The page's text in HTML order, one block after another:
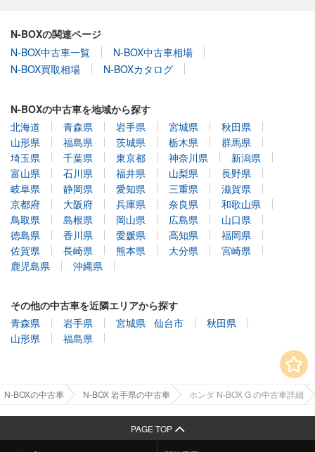
N-BOX中古車一覧
N-BOX買取相場
N-BOXカタログ
北海道
青森県 岩手県
山形県
福島県 茨城県 栃木県
群馬県
埼玉県
千葉県 東京都 神奈川県
新潟県
富山県
石川県 福井県 山梨県
長野県
岐阜県
静岡県 愛知県 三重県
滋賀県
京都府
大阪府 兵庫県 奈良県
和歌山県
鳥取県
島根県 岡山県 広島県
山口県
徳島県
香川県 愛媛県 高知県
福岡県
佐賀県
長崎県 熊本県 大分県
宮崎県
鹿児島県
沖縄県
青森県
岩手県 宮城県 仙台市
山形県
福島県
PAGE TOP
お気に入り 閲覧履歴